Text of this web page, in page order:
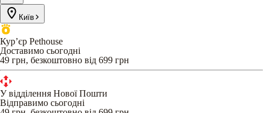
Київ
Кур’єр Pethouse
Доставимо сьогодні
49 грн, безкоштовно від 699 грн
У відділення Нової Пошти
Відправимо сьогодні